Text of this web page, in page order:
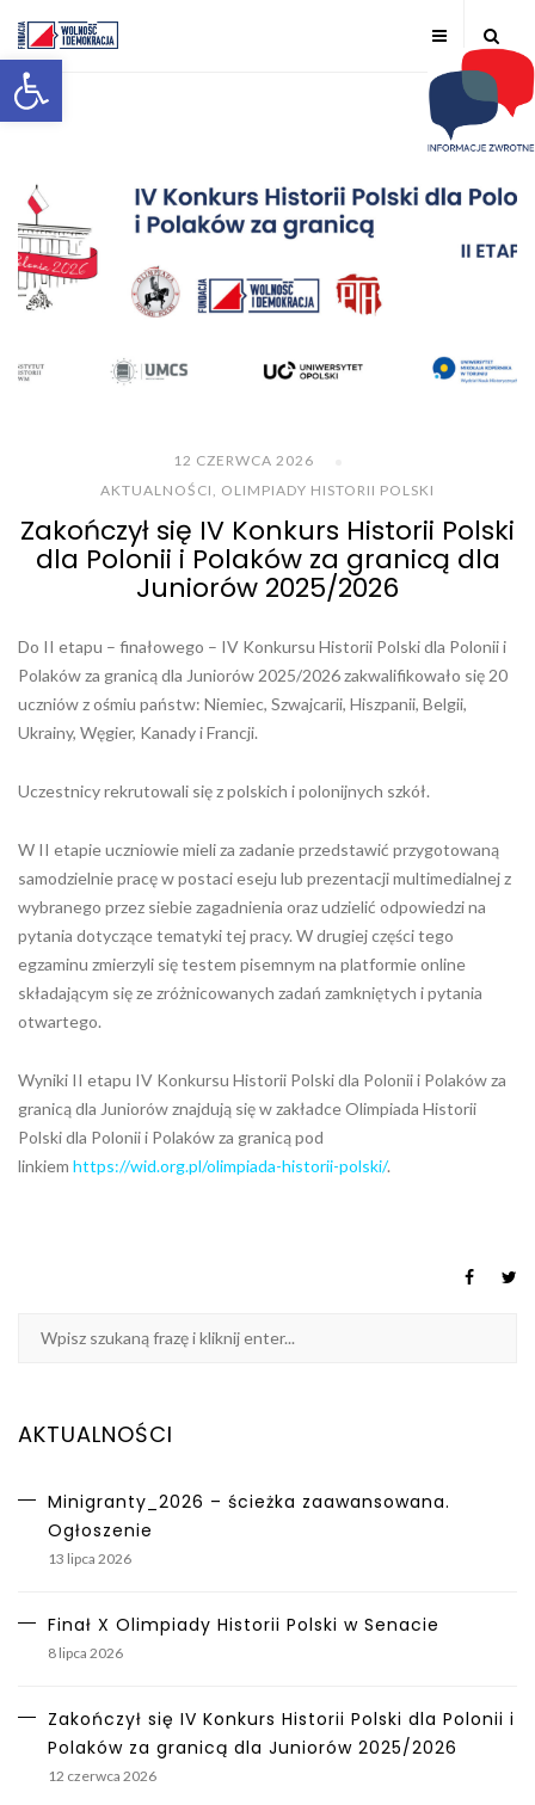
Otwórz pasek narzędzi
12 CZERWCA 2026
AKTUALNOŚCI, OLIMPIADY HISTORII POLSKI
Zakończył się IV Konkurs Historii Polski
dla Polonii i Polaków za granicą dla
Juniorów 2025/2026
Do II etapu – finałowego – IV Konkursu Historii Polski dla Polonii i
Polaków za granicą dla Juniorów 2025/2026 zakwalifikowało się 20
uczniów z ośmiu państw: Niemiec, Szwajcarii, Hiszpanii, Belgii,
Ukrainy, Węgier, Kanady i Francji.
Uczestnicy rekrutowali się z polskich i polonijnych szkół.
W II etapie uczniowie mieli za zadanie przedstawić przygotowaną
samodzielnie pracę w postaci eseju lub prezentacji multimedialnej z
wybranego przez siebie zagadnienia oraz udzielić odpowiedzi na
pytania dotyczące tematyki tej pracy. W drugiej części tego
egzaminu zmierzyli się testem pisemnym na platformie online
składającym się ze zróżnicowanych zadań zamkniętych i pytania
otwartego.
Wyniki II etapu IV Konkursu Historii Polski dla Polonii i Polaków za
granicą dla Juniorów znajdują się w zakładce Olimpiada Historii
Polski dla Polonii i Polaków za granicą pod
linkiem https://wid.org.pl/olimpiada-historii-polski/.
AKTUALNOŚCI
Minigranty_2026 – ścieżka zaawansowana.
Ogłoszenie
13 lipca 2026
Finał X Olimpiady Historii Polski w Senacie
8 lipca 2026
Zakończył się IV Konkurs Historii Polski dla Polonii i
Polaków za granicą dla Juniorów 2025/2026
12 czerwca 2026